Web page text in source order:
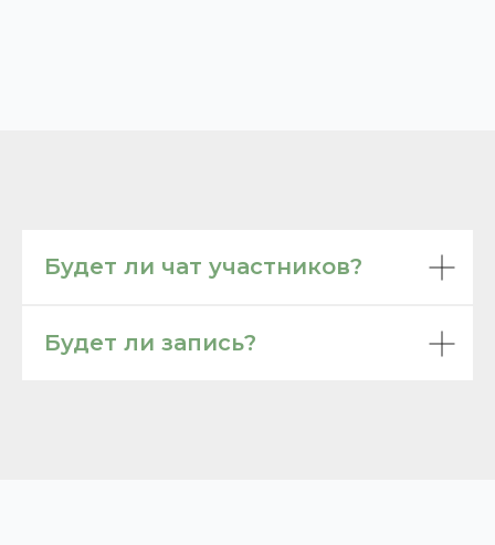
Будет ли чат участников?
Будет ли запись?